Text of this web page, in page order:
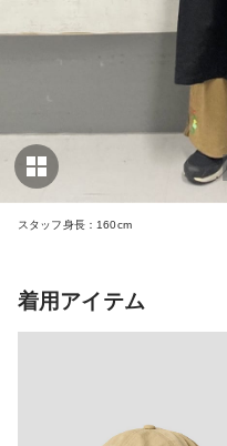
スタッフ身長：160cm
着用アイテム